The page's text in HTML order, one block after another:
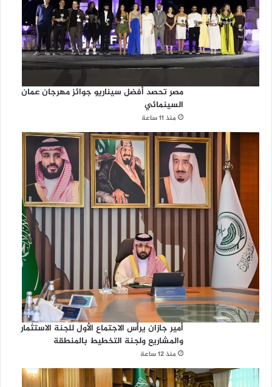
مصر تحصد أفضل سيناريو جوائز مهرجان عمان
السينمائي
منذ 11 ساعة
أمير جازان يرأس الاجتماع الأول للجنة الاستثمار
والمشاريع ولجنة التخطيط بالمنطقة
منذ 12 ساعة